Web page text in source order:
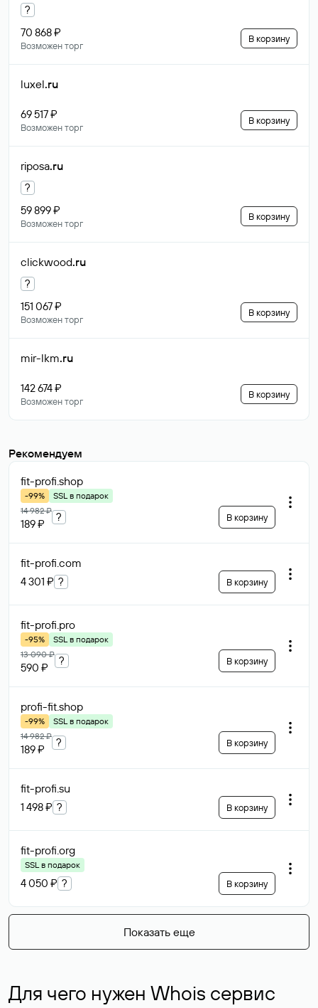
?
70 868 ₽
Возможен торг
В корзину
luxel.ru
69 517 ₽
Возможен торг
В корзину
riposa.ru
?
59 899 ₽
Возможен торг
В корзину
clickwood.ru
?
151 067 ₽
Возможен торг
В корзину
mir-lkm.ru
142 674 ₽
Возможен торг
В корзину
Рекомендуем
fit-profi.shop
-99%
SSL в подарок
14 982 ₽
189 ₽
? В корзину
fit-profi.com
4 301 ₽ ? В корзину
fit-profi.pro
-95%
SSL в подарок
13 090 ₽
590 ₽
? В корзину
profi-fit.shop
-99%
SSL в подарок
14 982 ₽
189 ₽
? В корзину
fit-profi.su
1 498 ₽ ? В корзину
fit-profi.org
SSL в подарок
4 050 ₽ ? В корзину
Показать еще
Для чего нужен Whois сервис